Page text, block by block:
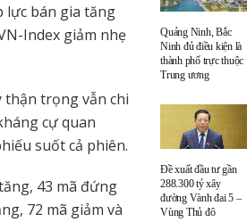
lực bán gia tăng
Index giảm nhẹ
thận trọng vẫn chi
cự quan
suốt cả phiên.
43 mã đứng
72 mã giảm và
Quảng Ninh, Bắc
Ninh đủ điều kiện là
thành phố trực thuộc
Trung ương
Đề xuất đầu tư gần
288.300 tỷ xây
đường Vành đai 5 –
Vùng Thủ đô